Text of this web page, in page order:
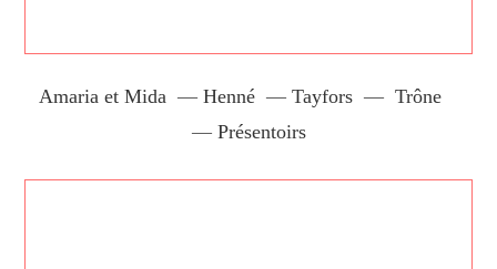
Amaria et Mida — Henné — Tayfors — Trône
— Présentoirs